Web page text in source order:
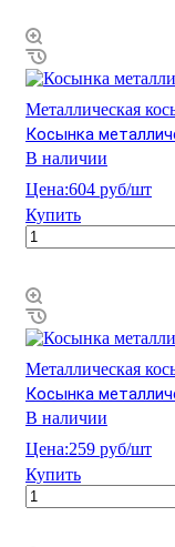
Металлическая
Косынка
В наличии
Цена:604 руб/шт
Купить
Металлическая
Косынка
В наличии
Цена:259 руб/шт
Купить